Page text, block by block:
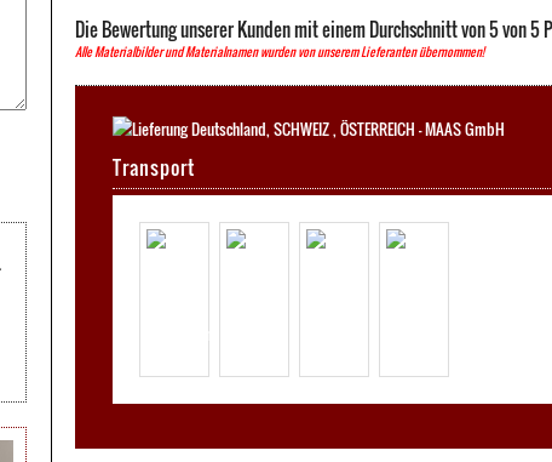
Die Bewertung unserer Kunden mit einem Durchschnitt von5von5
Alle Materialbilder und Materialnamen wurden von unserem Lieferanten übernommen!
Transport